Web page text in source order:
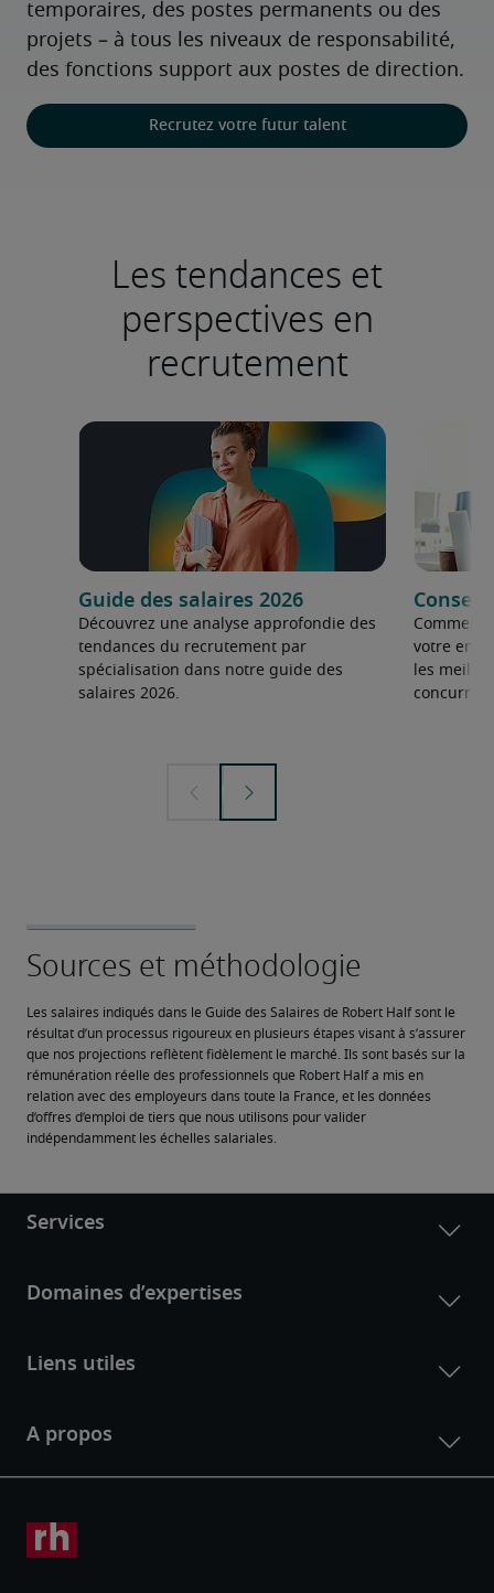
temporaires, des postes permanents ou des
projets – à tous les niveaux de responsabilité,
des fonctions support aux postes de direction.
Recrutez votre futur talent
Les tendances et
perspectives en
recrutement
Guide des salaires 2026
Découvrez une analyse approfondie des
tendances du recrutement par
spécialisation dans notre guide des
salaires 2026.
Comment
votre
les
Les salaires indiqués dans le Guide des Salaires de Robert Half sont le
résultat d’un processus rigoureux en plusieurs étapes visant à s’assurer
que nos projections reflètent fidèlement le marché. Ils sont basés sur la
rémunération réelle des professionnels que Robert Half a mis en
relation avec des employeurs dans toute la France, et les données
d’offres d’emploi de tiers que nous utilisons pour valider
indépendamment les échelles salariales.